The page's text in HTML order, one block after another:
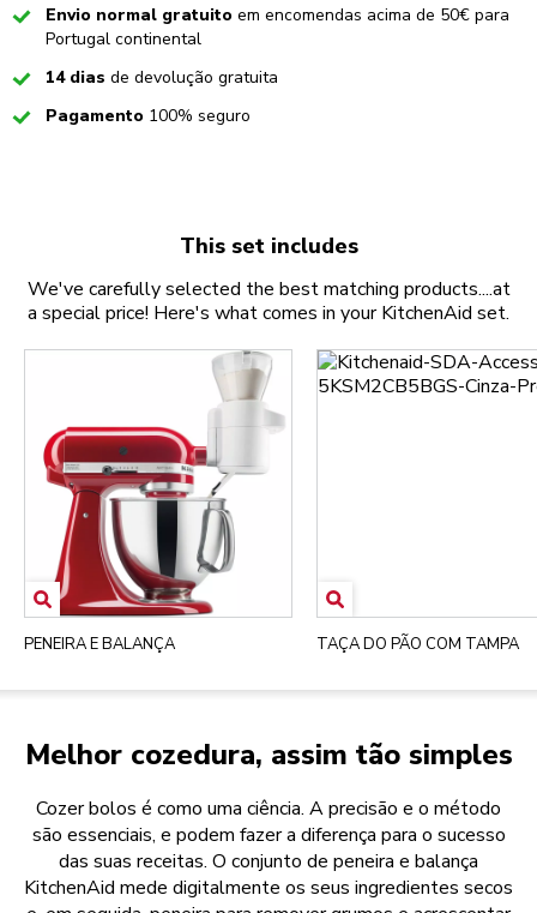
CheckedEnvio normal gratuito em encomendas acima de 50€ para
Portugal continental
Checked
14 dias de devolução gratuita
CheckedPagamento 100% seguro
This set includes
We've carefully selected the best matching products....at
a special price! Here's what comes in your KitchenAid set.
PENEIRA E BALANÇA TAÇA DO PÃO COM TAMPA
Melhor cozedura, assim tão simples
Cozer bolos é como uma ciência. A precisão e o método
são essenciais, e podem fazer a diferença para o sucesso
das suas receitas. O conjunto de peneira e balança
KitchenAid mede digitalmente os seus ingredientes secos